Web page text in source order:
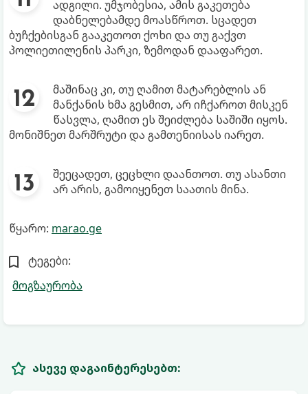
ადგილი. უმჯობესია, ამის გაკეთება
დაბნელებამდე მოასწროთ. სცადეთ
ბუჩქებისგან გააკეთოთ ქოხი და თუ გაქვთ
პოლიეთილენის პარკი, ზემოდან დააფარეთ.
მაშინაც კი, თუ ღამით მატარებლის ან
მანქანის ხმა გესმით, არ იჩქაროთ მისკენ
წასვლა, ღამით ეს შეიძლება საშიში იყოს.
მონიშნეთ მარშრუტი და გამთენიისას იარეთ.
შეეცადეთ, ცეცხლი დაანთოთ. თუ ასანთი
არ არის, გამოიყენეთ საათის მინა.
წყარო: marao.ge
ტეგები:
მოგზაურობა
ასევე დაგაინტერესებთ: